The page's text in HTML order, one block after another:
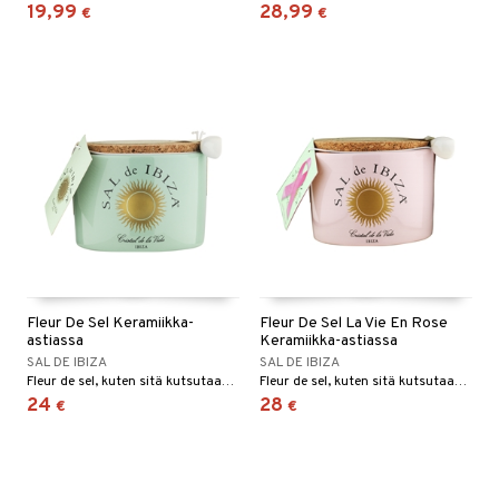
19,99 € 28,99 €
Fleur De Sel Keramiikka-
astiassa
SAL DE IBIZA
Fleur de sel, kuten sitä kutsutaan, on kaikista suoloista puhtain ja hienoin.
24 €
Fleur De Sel La Vie En Rose
Keramiikka-astiassa
SAL DE IBIZA
Fleur de sel, kuten sitä kutsutaan, on kaikista suoloista puhtain ja hienoin.
28 €